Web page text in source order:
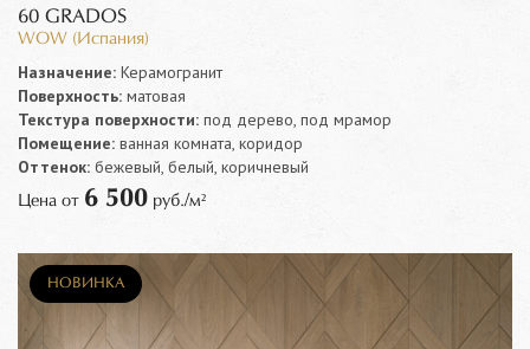
60 GRADOS
WOW (Испания)
Назначение: Керамогранит
Поверхность: матовая
Текстура поверхности: под дерево, под мрамор
Помещение: ванная комната, коридор
Оттенок: бежевый, белый, коричневый
Цена от 6 500 руб./м²
НОВИНКА